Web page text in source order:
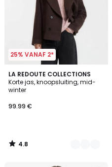
25% VANAF 2*
LA REDOUTE COLLECTIONS
Korte jas, knoopsluiting, mid-
winter
99.99 €
4.8
/ 5
2
Kleuren
4.8
/